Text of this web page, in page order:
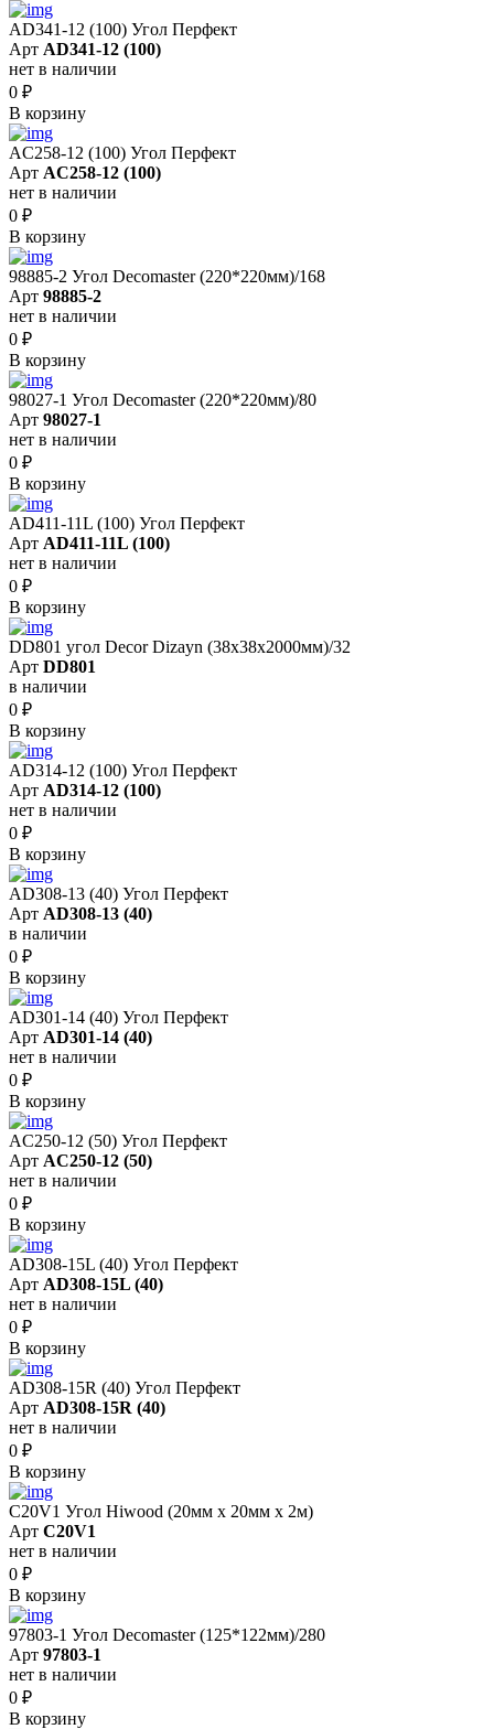
AD341-12 (100) Угол Перфект
Арт AD341-12 (100)
нет в наличии
0 ₽
В корзину
AC258-12 (100) Угол Перфект
Арт AC258-12 (100)
нет в наличии
0 ₽
В корзину
98885-2 Угол Decomaster (220*220мм)/168
Арт 98885-2
нет в наличии
0 ₽
В корзину
98027-1 Угол Decomaster (220*220мм)/80
Арт 98027-1
нет в наличии
0 ₽
В корзину
AD411-11L (100) Угол Перфект
Арт AD411-11L (100)
нет в наличии
0 ₽
В корзину
DD801 угол Decor Dizayn (38x38x2000мм)/32
Арт DD801
в наличии
0 ₽
В корзину
AD314-12 (100) Угол Перфект
Арт AD314-12 (100)
нет в наличии
0 ₽
В корзину
AD308-13 (40) Угол Перфект
Арт AD308-13 (40)
в наличии
0 ₽
В корзину
AD301-14 (40) Угол Перфект
Арт AD301-14 (40)
нет в наличии
0 ₽
В корзину
AC250-12 (50) Угол Перфект
Арт AC250-12 (50)
нет в наличии
0 ₽
В корзину
AD308-15L (40) Угол Перфект
Арт AD308-15L (40)
нет в наличии
0 ₽
В корзину
AD308-15R (40) Угол Перфект
Арт AD308-15R (40)
нет в наличии
0 ₽
В корзину
C20V1 Угол Hiwood (20мм х 20мм х 2м)
Арт C20V1
нет в наличии
0 ₽
В корзину
97803-1 Угол Decomaster (125*122мм)/280
Арт 97803-1
нет в наличии
0 ₽
В корзину